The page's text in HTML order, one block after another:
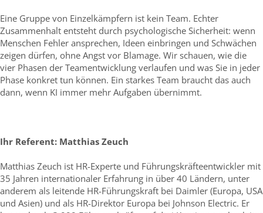
Eine Gruppe von Einzelkämpfern ist kein Team. Echter
Zusammenhalt entsteht durch psychologische Sicherheit: wenn
Menschen Fehler ansprechen, Ideen einbringen und Schwächen
zeigen dürfen, ohne Angst vor Blamage. Wir schauen, wie die
vier Phasen der Teamentwicklung verlaufen und was Sie in jeder
Phase konkret tun können. Ein starkes Team braucht das auch
dann, wenn KI immer mehr Aufgaben übernimmt.
Ihr Referent: Matthias Zeuch
Matthias Zeuch ist HR-Experte und Führungskräfteentwickler mit
35 Jahren internationaler Erfahrung in über 40 Ländern, unter
anderem als leitende HR-Führungskraft bei Daimler (Europa, USA
und Asien) und als HR-Direktor Europa bei Johnson Electric. Er